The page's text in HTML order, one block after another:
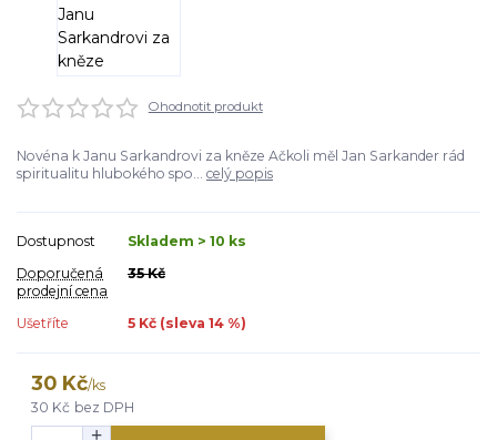
Ohodnotit produkt
Novéna k Janu Sarkandrovi za kněze Ačkoli měl Jan Sarkander rád
spiritualitu hlubokého spo... celý popis
Dostupnost
Skladem > 10 ks
Doporučená
prodejní cena
35 Kč
Ušetříte 5 Kč (sleva 14 %)
30 Kč/ks
30 Kč bez DPH